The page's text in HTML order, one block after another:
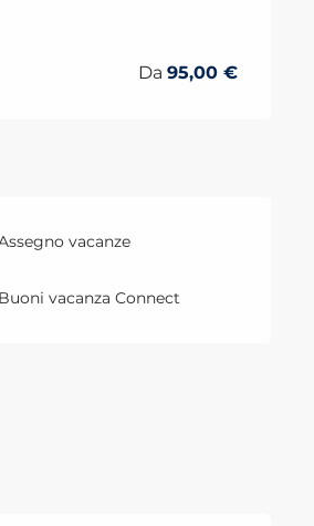
Da95,00 €
vacanze
Buoni vacanza Connect